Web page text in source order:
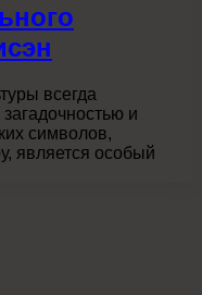
всегда
и
символов,
является особый